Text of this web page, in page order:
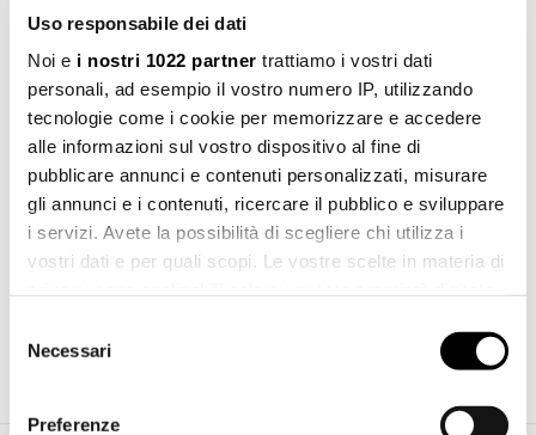
Uso responsabile dei dati
Noi e i nostri 1022 partner trattiamo i vostri dati
personali, ad esempio il vostro numero IP, utilizzando
tecnologie come i cookie per memorizzare e accedere
alle informazioni sul vostro dispositivo al fine di
pubblicare annunci e contenuti personalizzati, misurare
gli annunci e i contenuti, ricercare il pubblico e sviluppare
i servizi. Avete la possibilità di scegliere chi utilizza i
vostri dati e per quali scopi. Le vostre scelte in materia di
modificare o revocare il proprio consenso in qualsiasi
momento dalla Dichiarazione sui cookie o facendo clic
delNecessari
Preferenze